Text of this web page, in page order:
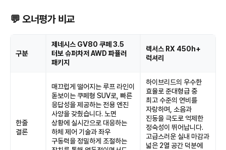
💬 오너평가 비교
구분
제네시스 GV80 쿠페 3.5
터보 슈퍼차저 AWD 파퓰러
패키지
렉서스 RX 450h+
럭셔리
한줄
결론
매끄럽게 떨어지는 루프 라인이
돋보이는 쿠페형 SUV로, 빠른
응답성을 제공하는 전용 엔진
사양을 갖췄습니다. 노면
상황에 실시간으로 대응하는
하체 제어 기술과 좌우
구동력을 정밀하게 조절하는
하이브리드의 우수한
효율로 준대형급 중
최고 수준의 연비를
자랑하며, 소음과
진동을 극도로 억제한
정숙성이 뛰어납니다.
고급스러운 실내 마감과
넓은 2열 공간 덕분에